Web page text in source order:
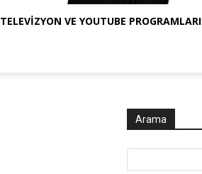
TELEVIZYON VE YOUTUBE PROGRAMLARI
Arama